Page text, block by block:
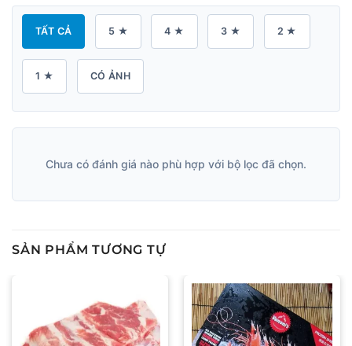
TẤT CẢ 5 ★ 4 ★ 3 ★ 2 ★
1 ★ CÓ ẢNH
Chưa có đánh giá nào phù hợp với bộ lọc đã chọn.
SẢN PHẨM TƯƠNG TỰ